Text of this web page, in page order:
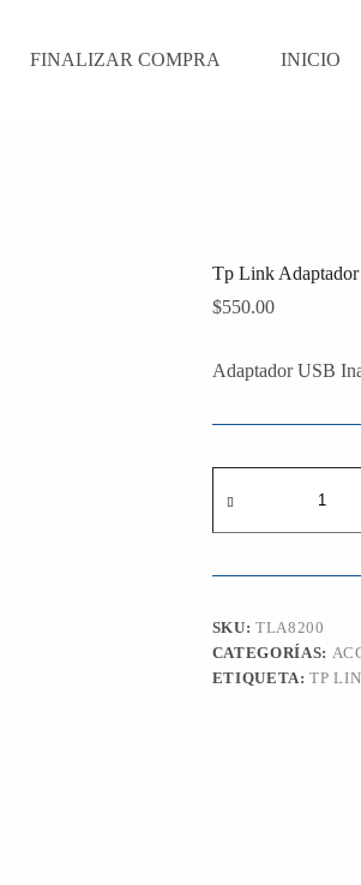
FINALIZAR COMPRA INICIO
Tp Link
$550.00
Adaptador USB
Link
8200
SKU:TLA8200
CATEGORÍAS:
ETIQUETA:TP